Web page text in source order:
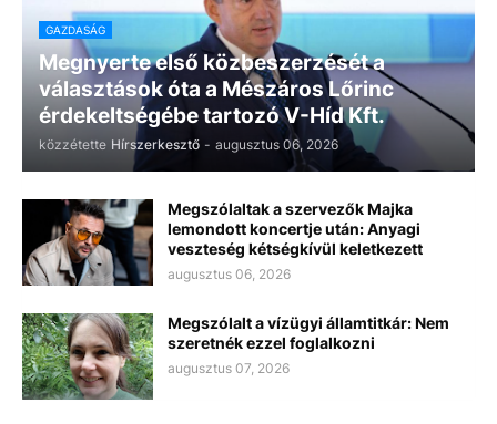
GAZDASÁG
Megnyerte első közbeszerzését a
választások óta a Mészáros Lőrinc
érdekeltségébe tartozó V-Híd Kft.
közzétette Hírszerkesztő - augusztus 06, 2026
Megszólaltak a szervezők Majka
lemondott koncertje után: Anyagi
veszteség kétségkívül keletkezett
augusztus 06, 2026
Megszólalt a vízügyi államtitkár: Nem
szeretnék ezzel foglalkozni
augusztus 07, 2026